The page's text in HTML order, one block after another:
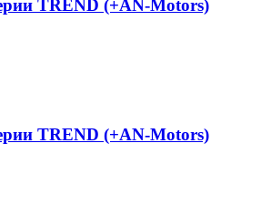
TREND (+AN‑Motors)
TREND (+AN‑Motors)